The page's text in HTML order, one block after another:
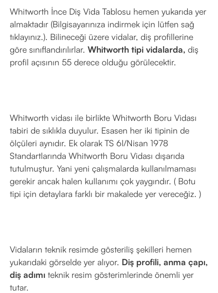
Whitworth İnce Diş Vida Tablosu hemen yukarıda yer
almaktadır (Bilgisayarınıza indirmek için lütfen sağ
tıklayınız.). Bilineceği üzere vidalar, diş profillerine
göre sınıflandırılırlar. Whitworth tipi vidalarda, diş
profil açısının 55 derece olduğu görülecektir.
Whitworth vidası ile birlikte Whitworth Boru Vidası
tabiri de sıklıkla duyulur. Esasen her iki tipinin de
ölçüleri aynıdır. Ek olarak TS 6l/Nisan 1978
Standartlarında Whitworth Boru Vidası dışarıda
tutulmuştur. Yani yeni çalışmalarda kullanılmaması
gerekir ancak halen kullanımı çok yaygındır. ( Botu
tipi için detaylara farklı bir makalede yer vereceğiz. )
Vidaların teknik resimde gösteriliş şekilleri hemen
yukarıdaki görselde yer alıyor. Diş profili, anma çapı,
diş adımı teknik resim gösterimlerinde önemli yer
tutar.